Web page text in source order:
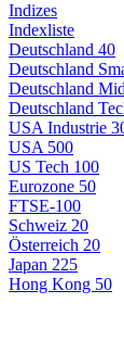
Indizes
Indexliste
Deutschland 40
Deutschland
Deutschland
Deutschland
USA Industrie
USA 500
US Tech 100
Eurozone 50
FTSE-100
Schweiz 20
Österreich 20
Japan 225
Hong Kong 50